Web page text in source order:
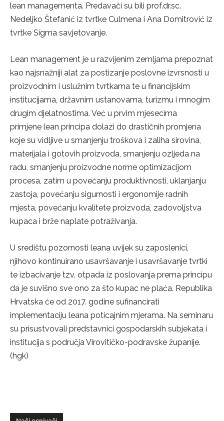
lean managementa. Predavači su bili prof.dr.sc.
Nedeljko Štefanić iz tvrtke Culmena i Ana Domitrović iz
tvrtke Sigma savjetovanje.
Lean management je u razvijenim zemljama prepoznat
kao najsnažniji alat za postizanje poslovne izvrsnosti u
proizvodnim i uslužnim tvrtkama te u financijskim
institucijama, državnim ustanovama, turizmu i mnogim
drugim djelatnostima. Već u prvim mjesecima
primjene lean principa dolazi do drastičnih promjena
koje su vidljive u smanjenju troškova i zaliha sirovina,
materijala i gotovih proizvoda, smanjenju ozljeda na
radu, smanjenju proizvodne norme optimizacijom
procesa, zatim u povećanju produktivnosti, uklanjanju
zastoja, povećanju sigurnosti i ergonomije radnih
mjesta, povećanju kvalitete proizvoda, zadovoljstva
kupaca i brže naplate potraživanja.
U središtu pozornosti leana uvijek su zaposlenici,
njihovo kontinuirano usavršavanje i usavršavanje tvrtki
te izbacivanje tzv. otpada iz poslovanja prema principu
da je suvišno sve ono za što kupac ne plaća. Republika
Hrvatska će od 2017. godine sufinancirati
implementaciju leana poticajnim mjerama. Na seminaru
su prisustvovali predstavnici gospodarskih subjekata i
institucija s područja Virovitičko-podravske županije.
(hgk)